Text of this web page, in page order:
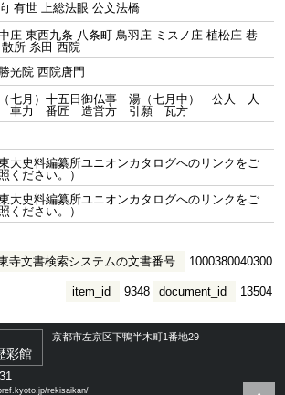
有世 上総法眼 公文法橋
庄 東西九条 八条町 鳥羽庄 ミスノ庄 植松庄 巷
散所 糸田 西院
光院 西院唐門
七月）十五日御仏事 湯（七月中） 公人 人
車力 番匠 造営方 引願 瓦方
東大史料編纂所ユニオンカタログへのリンクをご
ください。）
東大史料編纂所ユニオンカタログへのリンクをご
ください。）
寺文書検索システムの文書番号 1000380040300
document_id 13504
item_id 9348
彩館
京都市左京区下鴨半木町1番地29
rekisaikan/